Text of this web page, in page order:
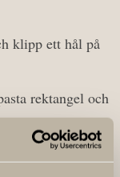
klipp ett hål på
rektangel och
försiktigt dra